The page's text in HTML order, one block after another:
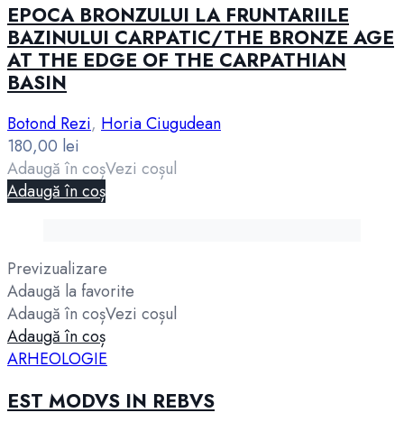
EPOCA BRONZULUI LA FRUNTARIILE
BAZINULUI CARPATIC/THE BRONZE AGE
AT THE EDGE OF THE CARPATHIAN
BASIN
Botond Rezi, Horia Ciugudean
180,00 lei
Adaugă în coșVezi coșul
Adaugă în coș
Previzualizare
Adaugă la favorite
Adaugă în coșVezi coșul
Adaugă în coș
ARHEOLOGIE
EST MODVS IN REBVS